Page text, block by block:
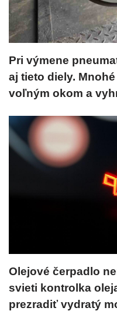
Pri výmene
aj tieto diely.
voľným okom a
Olejové čerpadlo
svieti kontrolka
prezradiť vydratý